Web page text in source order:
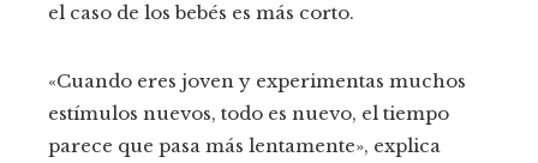
el caso de los bebés es más corto.
«Cuando eres joven y experimentas muchos
estímulos nuevos, todo es nuevo, el tiempo
parece que pasa más lentamente», explica